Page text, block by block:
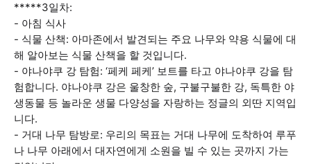
*****3일차:
- 아침 식사
- 식물 산책: 아마존에서 발견되는 주요 나무와 약용 식물에 대
해 알아보는 식물 산책을 할 것입니다.
- 야나야쿠 강 탐험: ‘페케 페케’ 보트를 타고 야나야쿠 강을 탐
험합니다. 야나야쿠 강은 울창한 숲, 구불구불한 강, 독특한 야
생동물 등 놀라운 생물 다양성을 자랑하는 정글의 외딴 지역입
니다.
- 거대 나무 탐방로: 우리의 목표는 거대 나무에 도착하여 루푸
나 나무 아래에서 대자연에게 소원을 빌 수 있는 곳까지 가는